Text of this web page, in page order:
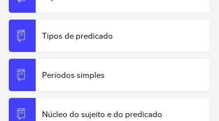
Tipos de predicado
Períodos simples
Núcleo do sujeito e do predicado